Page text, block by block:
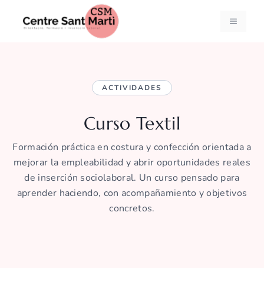
MENÚ
ACTIVIDADES
Curso Textil
Formación práctica en costura y confección orientada a
mejorar la empleabilidad y abrir oportunidades reales
de inserción sociolaboral. Un curso pensado para
aprender haciendo, con acompañamiento y objetivos
concretos.